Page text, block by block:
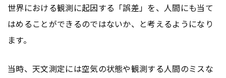
世界における観測に起因する「誤差」を、人間にも当て
はめることができるのではないか、と考えるようになり
ます。
当時、天文測定には空気の状態や観測する人間のミスな